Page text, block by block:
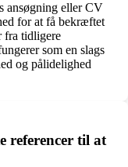
ansøgning eller CV
for at få bekræftet
fra tidligere
som en slags
og pålidelighed
referencer til at